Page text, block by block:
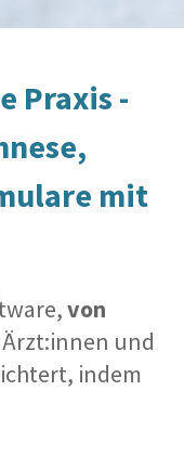
Praxis -
mit
von
Ärzt:innen und
indem